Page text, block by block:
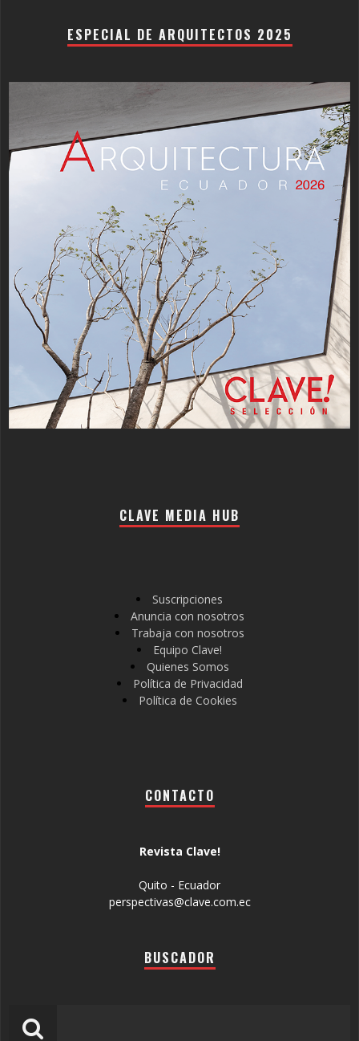
ESPECIAL DE ARQUITECTOS 2025
CLAVE MEDIA HUB
Suscripciones
Anuncia con nosotros
Trabaja con nosotros
Equipo Clave!
Quienes Somos
Política de Privacidad
Política de Cookies
CONTACTO
Revista Clave!
Quito - Ecuador
perspectivas@clave.com.ec
BUSCADOR